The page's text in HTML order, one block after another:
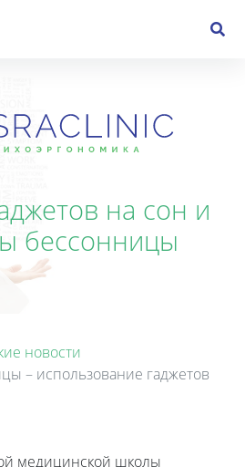
на сон и
бессонницы
новости
– использование гаджетов
медицинской школы